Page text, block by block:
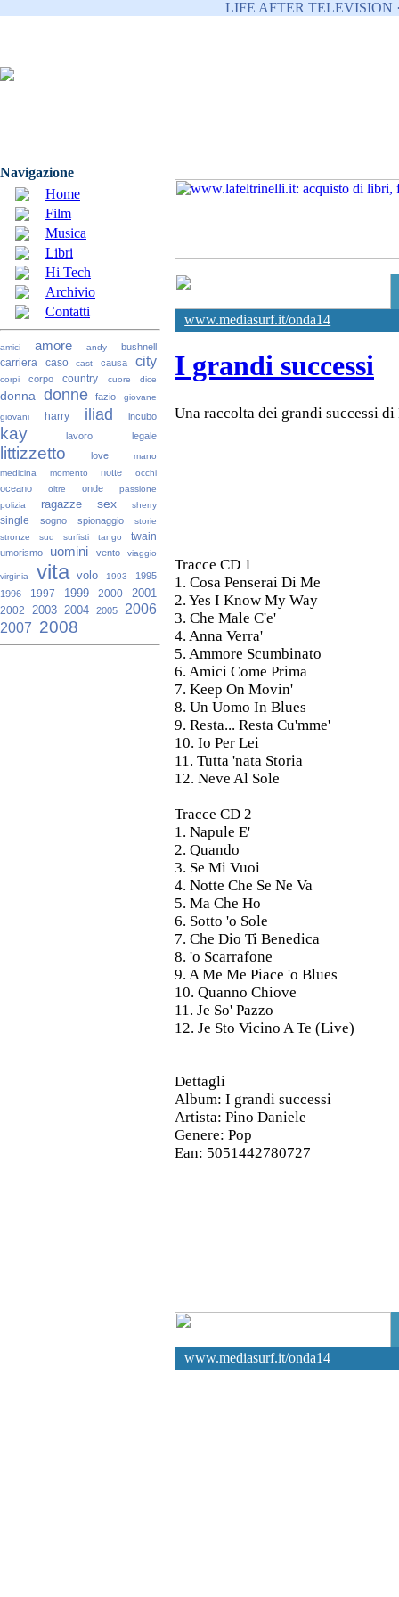
LIFE AFTER TELEVISION
Navigazione
Home
Film
Musica
Libri
Hi Tech
Archivio
Contatti
amici amore andy bushnell
carriera caso cast causa city
corpi corpo country cuore dice
donna donne fazio
giovane
giovani
harry iliad incubo
kay lavoro legale
littizzetto love
mano
medicina
momento notte occhi
oceano oltre onde
passione
polizia
ragazze sex sherry
single sogno spionaggio
storie
stronze
sud surfisti tango
twain
umorismo
uomini vento viaggio
virginia vita volo 1993
1995
1996
1997 1999 2000 2001
2002 2003 2004 2005
2006
2007 2008
www.mediasurf.it/onda14
I grandi successi
Una raccolta dei grandi successi di
Tracce CD 1
1. Cosa Penserai Di Me
2. Yes I Know My Way
3. Che Male C'e'
4. Anna Verra'
5. Ammore Scumbinato
6. Amici Come Prima
7. Keep On Movin'
8. Un Uomo In Blues
9. Resta... Resta Cu'mme'
10. Io Per Lei
11. Tutta 'nata Storia
12. Neve Al Sole
Tracce CD 2
1. Napule E'
2. Quando
3. Se Mi Vuoi
4. Notte Che Se Ne Va
5. Ma Che Ho
6. Sotto 'o Sole
7. Che Dio Ti Benedica
8. 'o Scarrafone
9. A Me Me Piace 'o Blues
10. Quanno Chiove
11. Je So' Pazzo
12. Je Sto Vicino A Te (Live)
Dettagli
Album: I grandi successi
Artista: Pino Daniele
Genere: Pop
Ean: 5051442780727
www.mediasurf.it/onda14